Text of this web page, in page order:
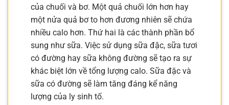
của chuối và bơ. Một quả chuối lớn hơn hay
một nửa quả bơ to hơn đương nhiên sẽ chứa
nhiều calo hơn. Thứ hai là các thành phần bổ
sung như sữa. Việc sử dụng sữa đặc, sữa tươi
có đường hay sữa không đường sẽ tạo ra sự
khác biệt lớn về tổng lượng calo. Sữa đặc và
sữa có đường sẽ làm tăng đáng kể năng
lượng của ly sinh tố.